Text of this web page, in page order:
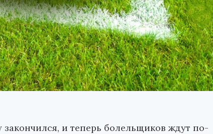
и теперь болельщиков ждут по-